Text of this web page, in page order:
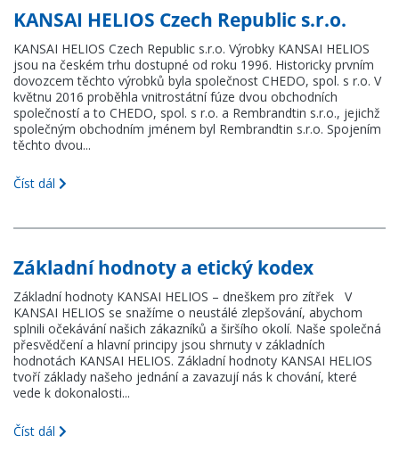
KANSAI HELIOS Czech Republic s.r.o.
KANSAI HELIOS Czech Republic s.r.o. Výrobky KANSAI HELIOS
jsou na českém trhu dostupné od roku 1996. Historicky prvním
dovozcem těchto výrobků byla společnost CHEDO, spol. s r.o. V
květnu 2016 proběhla vnitrostátní fúze dvou obchodních
společností a to CHEDO, spol. s r.o. a Rembrandtin s.r.o., jejichž
společným obchodním jménem byl Rembrandtin s.r.o. Spojením
těchto dvou...
Číst dál
Základní hodnoty a etický kodex
Základní hodnoty KANSAI HELIOS – dneškem pro zítřek V
KANSAI HELIOS se snažíme o neustálé zlepšování, abychom
splnili očekávání našich zákazníků a širšího okolí. Naše společná
přesvědčení a hlavní principy jsou shrnuty v základních
hodnotách KANSAI HELIOS. Základní hodnoty KANSAI HELIOS
tvoří základy našeho jednání a zavazují nás k chování, které
vede k dokonalosti...
Číst dál